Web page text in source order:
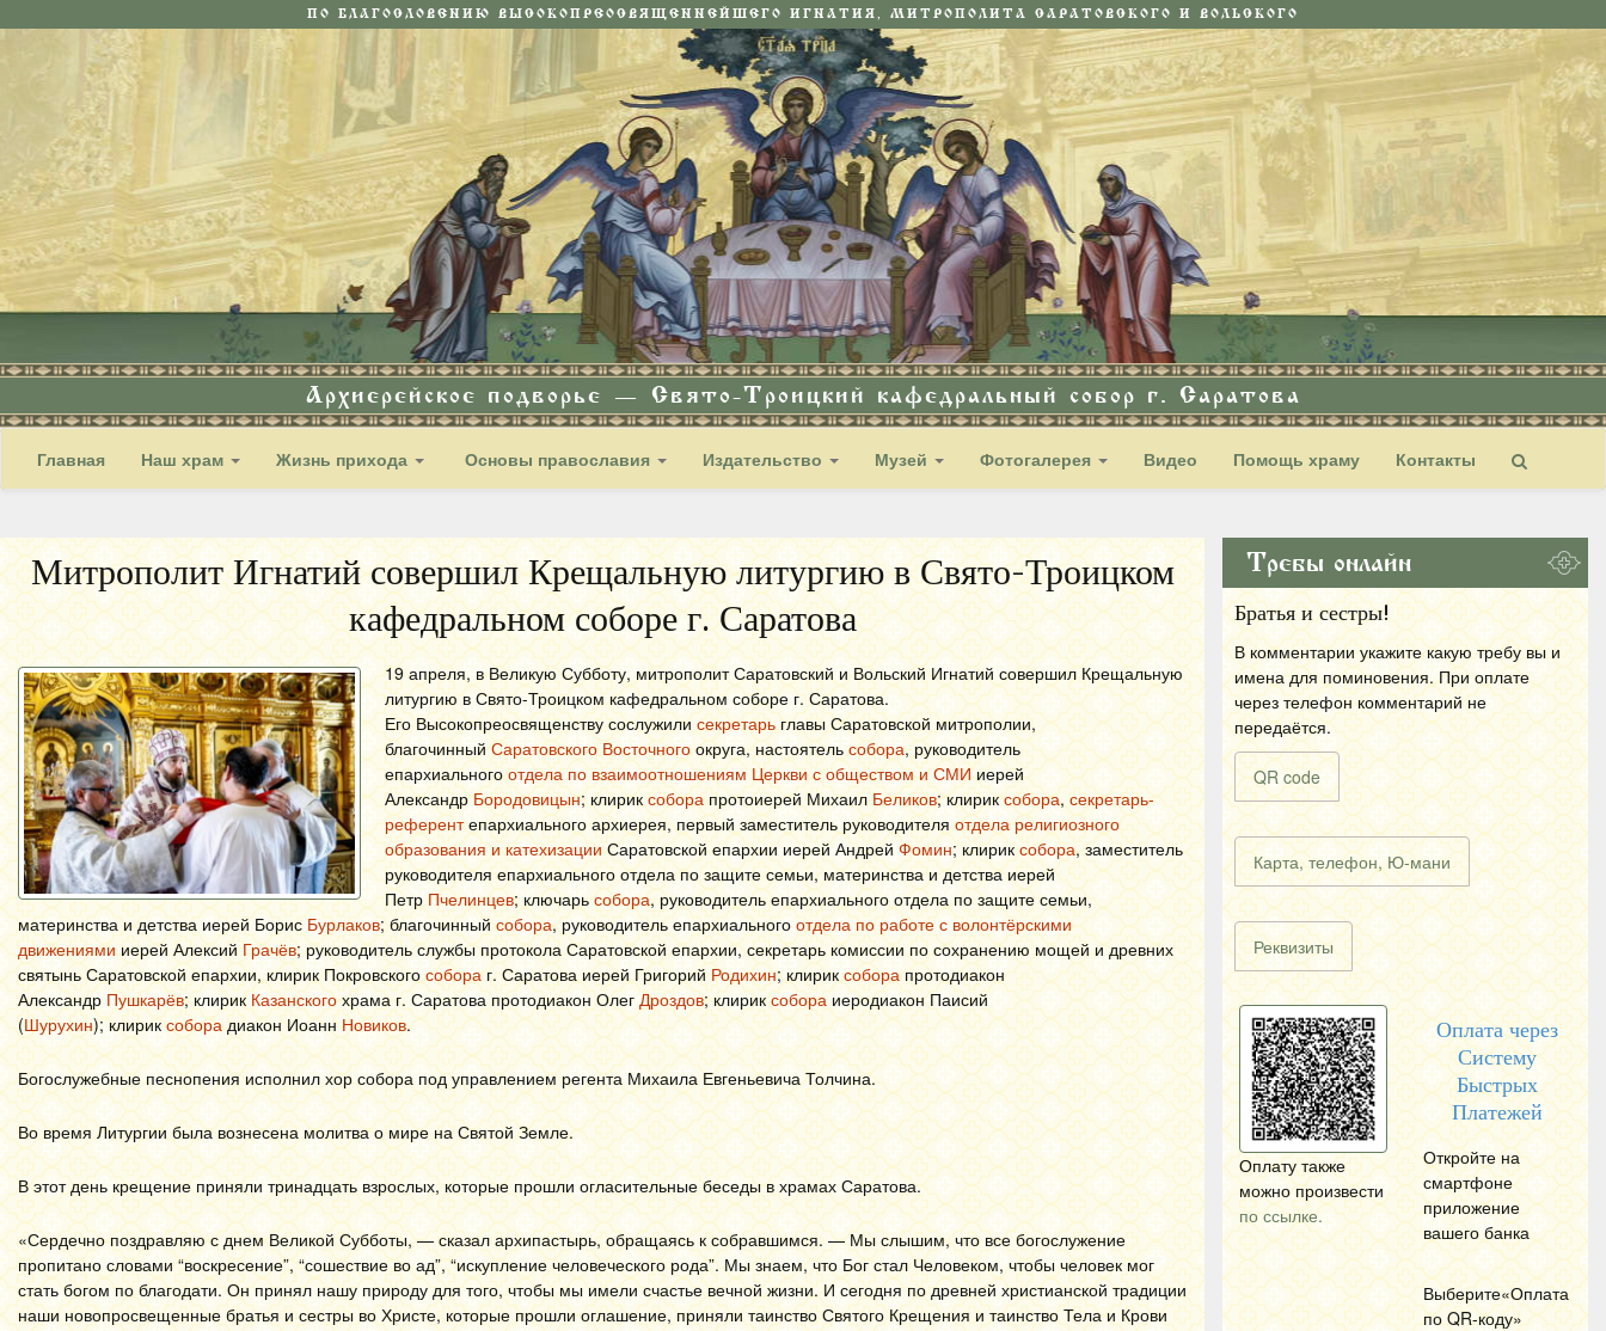
ПО БЛАГОСЛОВЕНИЮ ВЫСОКОПРЕОСВЯЩЕННЕЙШЕГО ИГНАТИЯ, МИТРОПОЛИТА САРАТОВСКОГО И ВОЛЬСКОГО
Архиерейское подворье — Свято-Троицкий кафедральный собор г. Саратова
Главная Наш храм Жизнь прихода Основы православия Издательство Музей Фотогалерея Видео Помощь храму Контакты
Митрополит Игнатий совершил Крещальную литургию в Свято-Троицком
кафедральном соборе г. Саратова
19 апреля, в Великую Субботу, митрополит Саратовский и Вольский Игнатий совершил Крещальную
литургию в Свято-Троицком кафедральном соборе г. Саратова.
Его Высокопреосвященству сослужили секретарь главы Саратовской митрополии,
благочинный Саратовского Восточногоокруга, настоятельсобора, руководитель
епархиального отдела по взаимоотношениям Церкви с обществом и СМИ иерей
Александр Бородовицын; клирик собора протоиерей Михаил Беликов; клириксобора, секретарь-
референтепархиального архиерея, первый заместитель руководителяотдела религиозного
образования и катехизации Саратовской епархии иерей Андрей Фомин; клирик собора, заместитель
руководителя епархиального отдела по защите семьи, материнства и детства иерей
ПетрПчелинцев; ключарь собора, руководитель епархиального отдела по защите семьи,
материнства и детства иерей БорисБурлаков; благочинный собора, руководитель епархиального отдела по работе с волонтёрскими
движениями иерей Алексий Грачёв; руководитель службы протокола Саратовской епархии, секретарь комиссии по сохранению мощей и древних
святынь Саратовской епархии, клирик Покровскогособора г. Саратова иерей Григорий Родихин;клириксоборапротодиакон
Александр Пушкарёв; клирик Казанского храма г. Саратова протодиакон Олег Дроздов; клириксобора иеродиакон Паисий
(Шурухин); клирик собора диакон Иоанн Новиков.
Богослужебные песнопения исполнил хор собора под управлением регента Михаила Евгеньевича Толчина.
Во время Литургии была вознесена молитва о мире на Святой Земле.
В этот день крещение приняли тринадцать взрослых, которые прошли огласительные беседы в храмах Саратова.
«Сердечно поздравляю с днем Великой Субботы, — сказал архипастырь, обращаясь к собравшимся. — Мы слышим, что все богослужение
пропитано словами “воскресение”, “сошествие во ад”, “искупление человеческого рода”. Мы знаем, что Бог стал Человеком, чтобы человек мог
стать богом по благодати. Он принял нашу природу для того, чтобы мы имели счастье вечной жизни. И сегодня по древней христианской традиции
наши новопросвещенные братья и сестры во Христе, которые прошли оглашение, приняли таинство Святого Крещения и таинство Тела и Крови
Требы онлайн
Братья и сестры!
В комментарии укажите какую требу вы и
имена для поминовения. При оплате
через телефон комментарий не
передаётся.
QR code
Карта, телефон, Ю-мани
Реквизиты
Оплату также
можно произвести
по ссылке.
Оплата через
Систему
Быстрых
Платежей
Откройте на
смартфоне
приложение
вашего банка
Выберите«Оплата
по QR-коду»